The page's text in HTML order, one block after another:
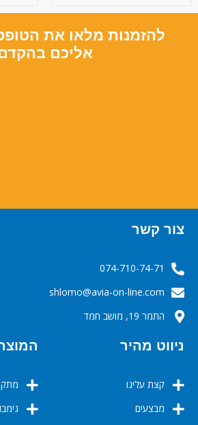
להזמנות מלאו את הטופס
אליכם
צור קשר
074-710-74-71
‬‬‬shlomo@avia-on-line.com‬
התמר 19, מושב חמד
ניווט מהיר
קצת עלינו
מבצעים